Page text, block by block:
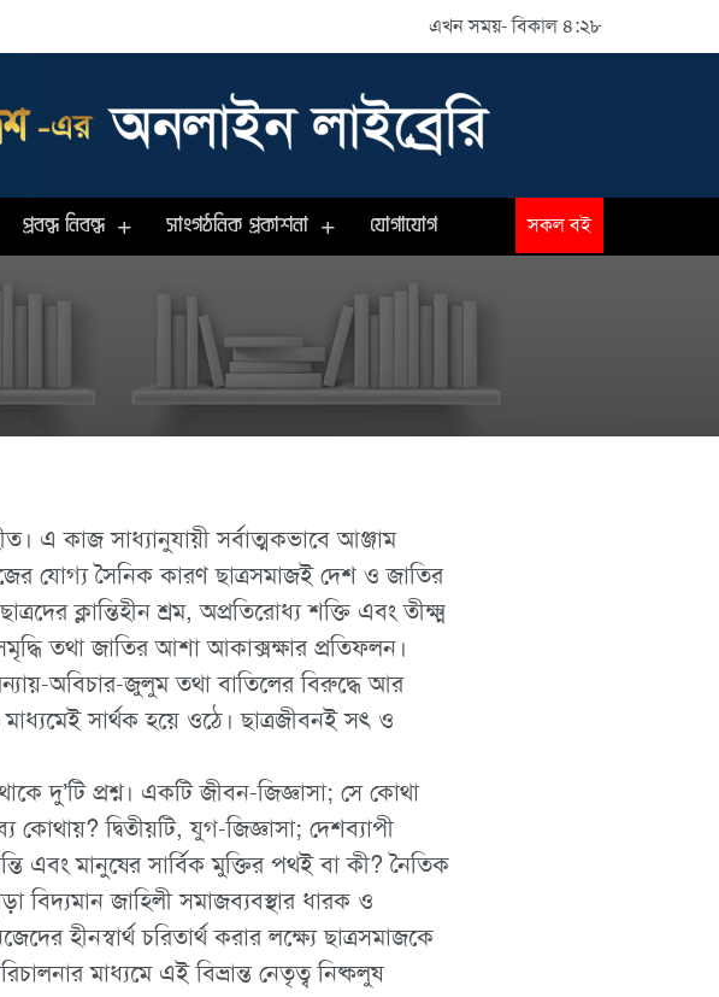
এখন সময়- বিকাল ৪:২৮
প্রবন্ধ নিবন্ধ সাংগঠনিক প্রকাশনা যোগাযোগ সকল বই
এ কাজ সাধ্যানুযায়ী সর্বাত্মকভাবে আঞ্জাম
যোগ্য সৈনিক কারণ ছাত্রসমাজই দেশ ও জাতির
ক্লান্তিহীন শ্রম, অপ্রতিরোধ্য শক্তি এবং তীক্ষ্ম
তথা জাতির আশা আকাক্সক্ষার প্রতিফলন।
অবিচার-জুলুম তথা বাতিলের বিরুদ্ধে আর
সার্থক হয়ে ওঠে। ছাত্রজীবনই সৎ ও
দু’টি প্রশ্ন। একটি জীবন-জিজ্ঞাসা; সে কোথা
দ্বিতীয়টি, যুগ-জিজ্ঞাসা; দেশব্যাপী
এবং মানুষের সার্বিক মুক্তির পথই বা কী? নৈতিক
বিদ্যমান জাহিলী সমাজব্যবস্থার ধারক ও
হীনস্বার্থ চরিতার্থ করার লক্ষ্যে ছাত্রসমাজকে
মাধ্যমে এই বিভ্রান্ত নেতৃত্ব নিষ্কলুষ